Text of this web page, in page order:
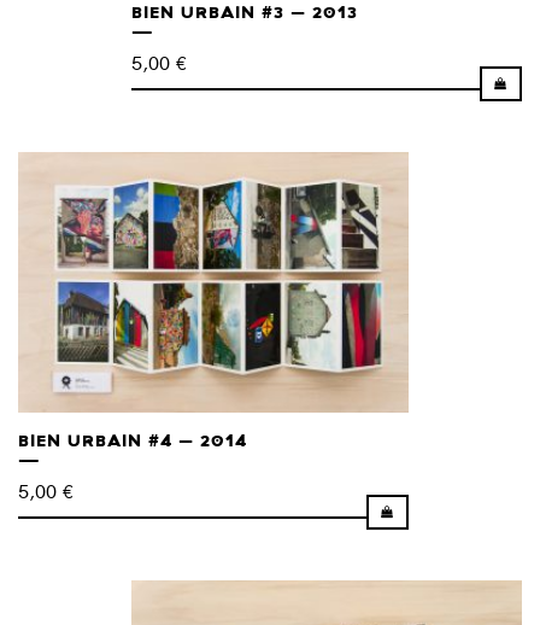
BIEN URBAIN #3 – 2013
5,00 €
BIEN URBAIN #4 – 2014
5,00 €